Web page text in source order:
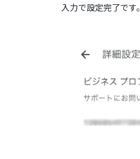
入力で設定完了です。